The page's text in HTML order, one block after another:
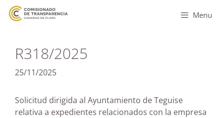
Menu
R318/2025
25/11/2025
Solicitud dirigida al Ayuntamiento de Teguise
relativa a expedientes relacionados con la empresa